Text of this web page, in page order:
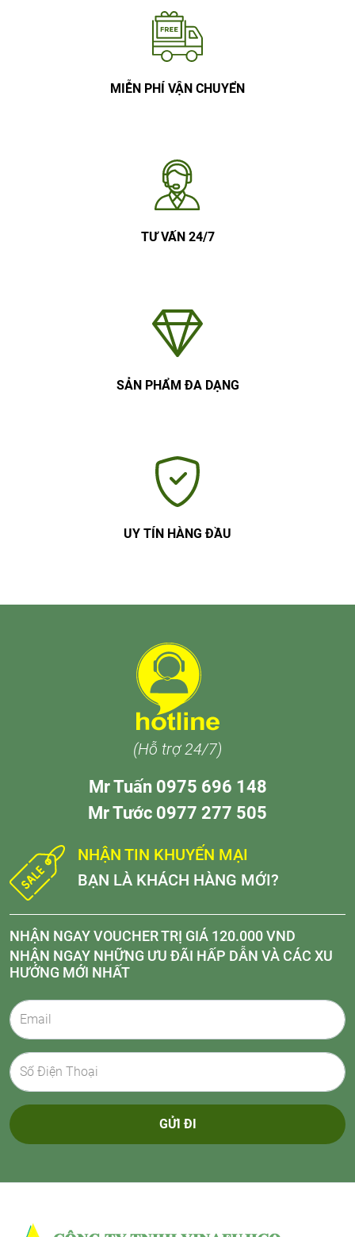
MIỄN PHÍ VẬN CHUYỂN
TƯ VẤN 24/7
SẢN PHẨM ĐA DẠNG
UY TÍN HÀNG ĐẦU
(Hỗ trợ 24/7)
Mr Tuấn 0975 696 148
Mr Tước 0977 277 505
NHẬN TIN KHUYẾN MẠI
BẠN LÀ KHÁCH HÀNG MỚI?
NHẬN NGAY VOUCHER TRỊ GIÁ 120.000 VND
NHẬN NGAY NHỮNG ƯU ĐÃI HẤP DẪN VÀ CÁC XU
HƯỚNG MỚI NHẤT
GỬI ĐI